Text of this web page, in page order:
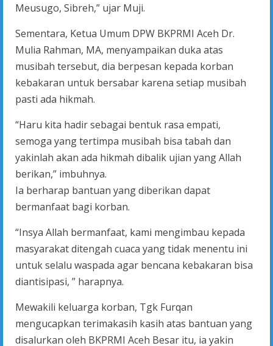
Meusugo, Sibreh,” ujar Muji.
Sementara, Ketua Umum DPW BKPRMI Aceh Dr.
Mulia Rahman, MA, menyampaikan duka atas
musibah tersebut, dia berpesan kepada korban
kebakaran untuk bersabar karena setiap musibah
pasti ada hikmah.
“Haru kita hadir sebagai bentuk rasa empati,
semoga yang tertimpa musibah bisa tabah dan
yakinlah akan ada hikmah dibalik ujian yang Allah
berikan,” imbuhnya.
Ia berharap bantuan yang diberikan dapat
bermanfaat bagi korban.
“Insya Allah bermanfaat, kami mengimbau kepada
masyarakat ditengah cuaca yang tidak menentu ini
untuk selalu waspada agar bencana kebakaran bisa
diantisipasi, ” harapnya.
Mewakili keluarga korban, Tgk Furqan
mengucapkan terimakasih kasih atas bantuan yang
disalurkan oleh BKPRMI Aceh Besar itu, ia yakin